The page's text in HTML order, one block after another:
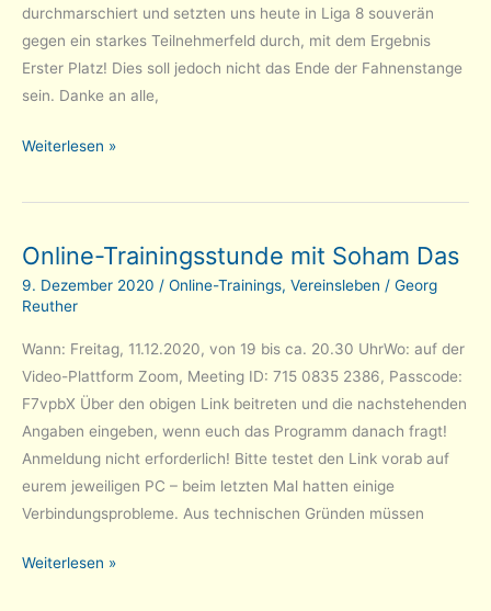
durchmarschiert und setzten uns heute in Liga 8 souverän
gegen ein starkes Teilnehmerfeld durch, mit dem Ergebnis
Erster Platz! Dies soll jedoch nicht das Ende der Fahnenstange
sein. Danke an alle,
Lichess
Liga:
steigt
in
Liga
Weiterlesen »
Online-Trainingsstunde mit Soham Das
9. Dezember 2020 / Online-Trainings, Vereinsleben / Georg
Reuther
Wann: Freitag, 11.12.2020, von 19 bis ca. 20.30 UhrWo: auf der
Video-Plattform Zoom, Meeting ID: 715 0835 2386, Passcode:
F7vpbX Über den obigen Link beitreten und die nachstehenden
Angaben eingeben, wenn euch das Programm danach fragt!
Anmeldung nicht erforderlich! Bitte testet den Link vorab auf
eurem jeweiligen PC – beim letzten Mal hatten einige
Verbindungsprobleme. Aus technischen Gründen müssen
Online-
Weiterlesen »